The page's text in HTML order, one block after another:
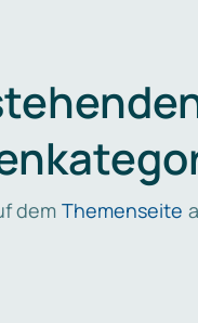
dem Themenseite